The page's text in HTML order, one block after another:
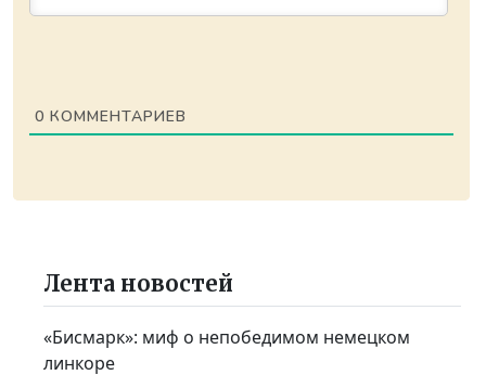
0 КОММЕНТАРИЕВ
Лента новостей
«Бисмарк»: миф о непобедимом немецком
линкоре